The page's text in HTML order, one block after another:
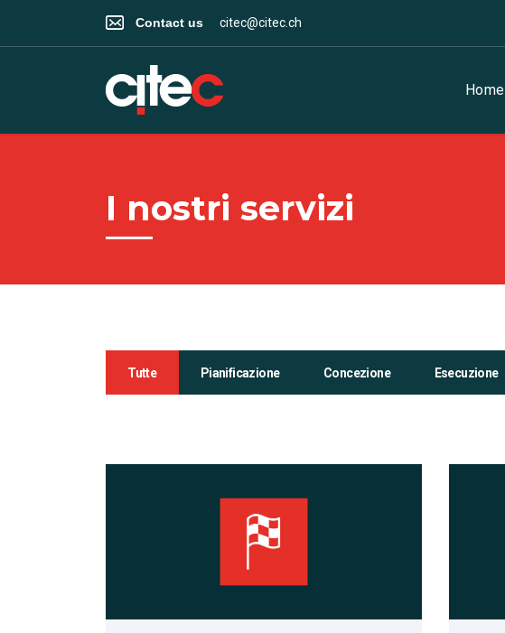
Contact us citec@citec.ch
Home
I nostri servizi
Tutte Pianificazione Concezione Esecuzione